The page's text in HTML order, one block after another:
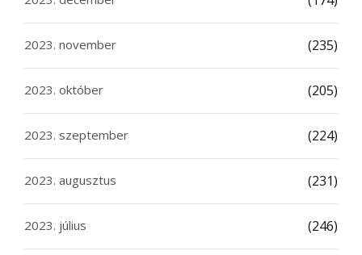
2023. november (235)
2023. október (205)
2023. szeptember (224)
2023. augusztus (231)
2023. július (246)